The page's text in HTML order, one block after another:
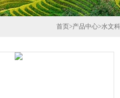
首页>产品中心>水文